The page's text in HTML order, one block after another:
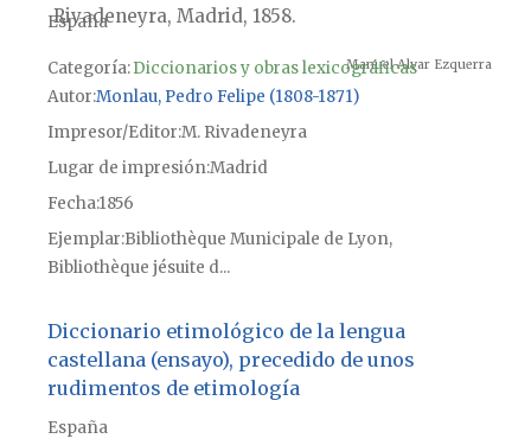
Rivadeneyra, Madrid, 1858.
Manuel Alvar Ezquerra
España
Categoría:Diccionarios y obras lexicográficas
Autor Monlau, Pedro Felipe (1808-1871)
Impresor/Editor M. Rivadeneyra
Lugar de impresiónMadrid
Fecha1856
Ejemplar Bibliothèque Municipale de Lyon,
Bibliothèque jésuite d...
Diccionario etimológico de la lengua
castellana (ensayo), precedido de unos
rudimentos de etimología
España